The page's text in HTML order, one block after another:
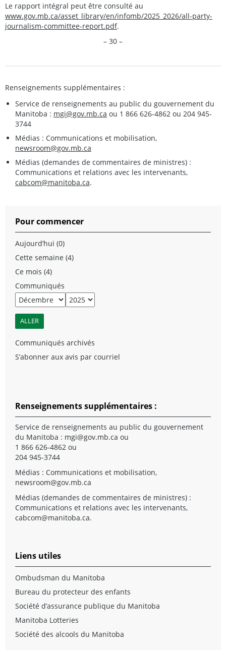
Le rapport intégral peut être consulté au
www.gov.mb.ca/asset_library/en/infomb/2025_2026/all-party-
journalism-committee-report.pdf.
– 30 –
Renseignements supplémentaires :
Service de renseignements au public du gouvernement du
Manitoba : mgi@gov.mb.ca ou 1 866 626-4862 ou 204 945-
3744
Médias : Communications et mobilisation,
newsroom@gov.mb.ca
Médias (demandes de commentaires de ministres) :
Communications et relations avec les intervenants,
cabcom@manitoba.ca.
Pour commencer
Aujourd’hui (0)
Cette semaine (4)
Ce mois (4)
Communiqués
Communiqués archivés
S’abonner aux avis par courriel
Renseignements supplémentaires :
Service de renseignements au public du gouvernement
du Manitoba : mgi@gov.mb.ca ou
1 866 626-4862 ou
204 945-3744
Médias : Communications et mobilisation,
newsroom@gov.mb.ca
Médias (demandes de commentaires de ministres) :
Communications et relations avec les intervenants,
cabcom@manitoba.ca.
Liens utiles
Ombudsman du Manitoba
Bureau du protecteur des enfants
Société d’assurance publique du Manitoba
Manitoba Lotteries
Société des alcools du Manitoba